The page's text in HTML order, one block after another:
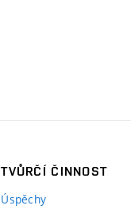
TVŮRČÍ ČINNOST
Úspěchy